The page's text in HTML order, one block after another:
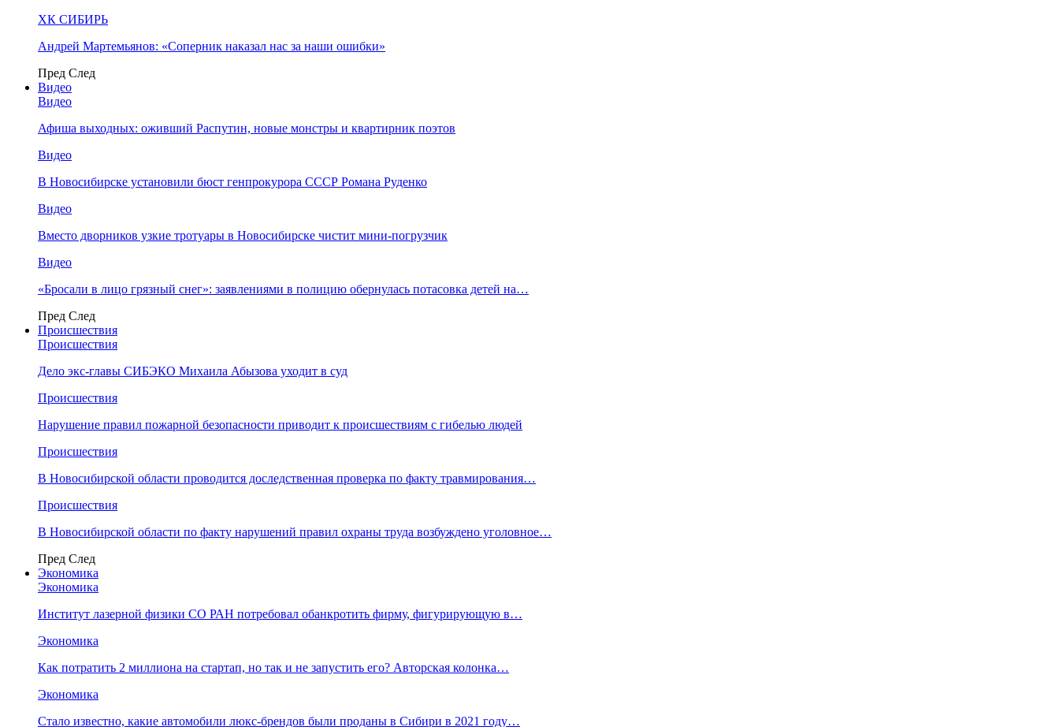
ХК СИБИРЬ
Андрей Мартемьянов: «Соперник наказал нас за наши ошибки»
Пред След
Видео
Видео
Афиша выходных: оживший Распутин, новые монстры и квартирник поэтов
Видео
В Новосибирске установили бюст генпрокурора СССР Романа Руденко
Видео
Вместо дворников узкие тротуары в Новосибирске чистит мини-погрузчик
Видео
«Бросали в лицо грязный снег»: заявлениями в полицию обернулась потасовка детей на…
Пред След
Происшествия
Происшествия
Дело экс-главы СИБЭКО Михаила Абызова уходит в суд
Происшествия
Нарушение правил пожарной безопасности приводит к происшествиям с гибелью людей
Происшествия
В Новосибирской области проводится доследственная проверка по факту травмирования…
Происшествия
В Новосибирской области по факту нарушений правил охраны труда возбуждено уголовное…
Пред След
Экономика
Экономика
Институт лазерной физики СО РАН потребовал обанкротить фирму, фигурирующую в…
Экономика
Как потратить 2 миллиона на стартап, но так и не запустить его? Авторская колонка…
Экономика
Стало известно, какие автомобили люкс-брендов были проданы в Сибири в 2021 году…